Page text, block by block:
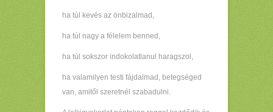
ha túl kevés az önbizalmad,
ha túl nagy a félelem benned,
ha túl sokszor indokolatlanul haragszol,
ha valamilyen testi fájdalmad, betegséged
van, amitől szeretnél szabadulni.